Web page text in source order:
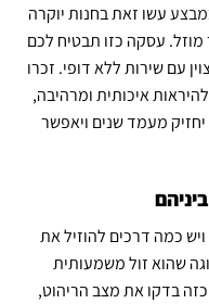
עשו זאת בחנות יוקרה
עסקה כזו תבטיח לכם
עם שירות ללא דופי. זכרו
איכותית ומרהיבה,
יחזיק מעמד שנים ויאפשר
כמה דרכים להוזיל את
שהוא זול משמעותית
בדקו את מצב הריהוט,